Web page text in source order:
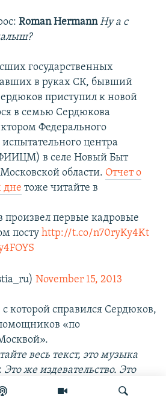
RomanHermann Ну а с
государственных
в руках СК, бывший
приступил к новой
в семью Сердюкова
Федерального
испытательного центра
в селе Новый Быт
области. Отчет о
дне тоже читайте в
первые кадровые
посту http://t.co/n70ryKy4Kt
November 15, 2013
которой справился Сердюков,
«по
весь текст, это музыка
: Это же издевательство. Это
область, зарплата
и ООН жаловаться будет на